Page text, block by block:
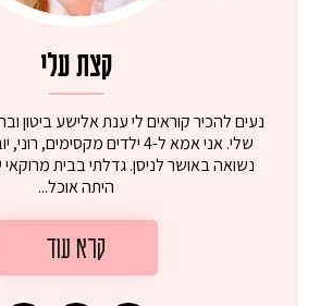
קצת עלי
נעים להכיר קוראים לי ענת אלישע ביטון
שלי. אני אמא ל-4 ילדים
נשואה באושר לניסן. גדלתי בבית
היתה אוכל...
קרא עוד